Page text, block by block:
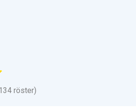
röster)